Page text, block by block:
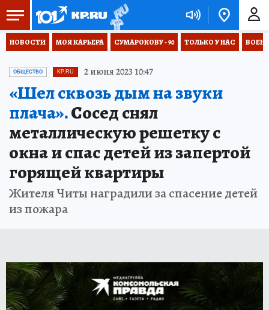
НОВОСТИ МОЯ КАРЬЕРА СУМАРОКОВУ - 90 ТОЛЬКО У НАС
ОБЩЕСТВО KP.RU 2 июня 2023 10:47
«Шел сквозь дым на звуки
плача».Сосед снял
металлическую решетку с
окна и спас детей из запертой
горящей квартиры
Жителя Читы наградили за спасение детей
из пожара